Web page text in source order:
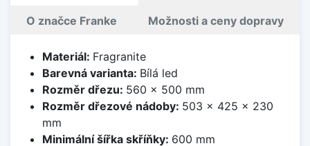
O značce Franke Možnosti a ceny dopravy
Materiál: Fragranite
Barevná varianta: Bílá led
Rozměr dřezu: 560 x 500 mm
Rozměr dřezové nádoby: 503 x 425 x 230
mm
Minimální šířka skříňky: 600 mm